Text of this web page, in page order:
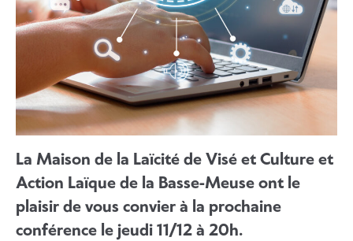
La Maison de la Laïcité de Visé et Culture et
Action Laïque de la Basse-Meuse ont le
plaisir de vous convier à la prochaine
conférence le jeudi 11/12 à 20h.